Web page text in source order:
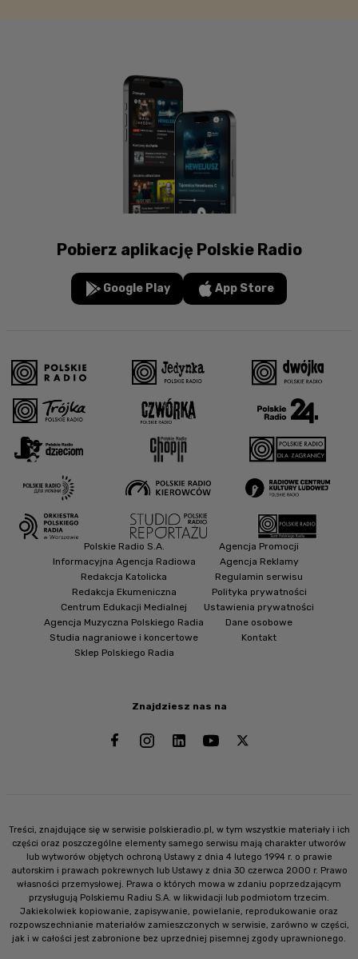
Pobierz aplikację Polskie Radio
Google Play App Store
Znajdziesz nas na
Polskie Radio S.A.
Informacyjna Agencja Radiowa
Redakcja Katolicka
Redakcja Ekumeniczna
Centrum Edukacji Medialnej
Agencja Muzyczna Polskiego Radia
Studia nagraniowe i koncertowe
Sklep Polskiego Radia
Agencja Promocji
Agencja Reklamy
Regulamin serwisu
Polityka prywatności
Ustawienia prywatności
Dane osobowe
Kontakt
Treści, znajdujące się w serwisie polskieradio.pl, w tym wszystkie materiały i ich
części oraz poszczególne elementy samego serwisu mają charakter utworów
lub wytworów objętych ochroną Ustawy z dnia 4 lutego 1994 r. o prawie
autorskim i prawach pokrewnych lub Ustawy z dnia 30 czerwca 2000 r. Prawo
własności przemysłowej. Prawa o których mowa w zdaniu poprzedzającym
przysługują Polskiemu Radiu S.A. w likwidacji lub podmiotom trzecim.
Jakiekolwiek kopiowanie, zapisywanie, powielanie, reprodukowanie oraz
rozpowszechnianie materiałów zamieszczonych w serwisie, zarówno w części,
jak i w całości jest zabronione bez uprzedniej pisemnej zgody uprawnionego.